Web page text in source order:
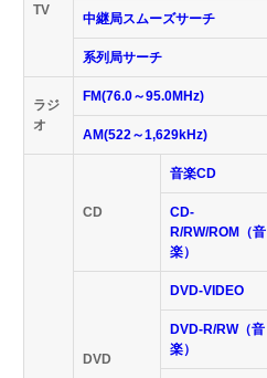
TV
中継局スムーズサーチ
系列局サーチ
ラジ
オ
FM(76.0～95.0MHz)
AM(522～1,629kHz)
CD
音楽CD
CD-
R/RW/ROM（音
楽）
DVD
DVD-VIDEO
DVD-R/RW（音
楽）